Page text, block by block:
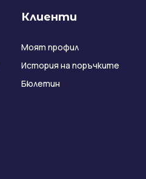
Клиенти
Моят профил
История на поръчките
Бюлетин